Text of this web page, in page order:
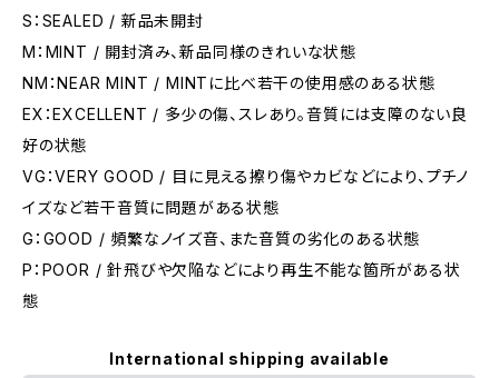
S：SEALED / 新品未開封
M：MINT / 開封済み、新品同様のきれいな状態
NM：NEAR MINT / MINTに比べ若干の使用感のある状態
EX：EXCELLENT / 多少の傷、スレあり。音質には支障のない良
好の状態
VG：VERY GOOD / 目に見える擦り傷やカビなどにより、プチノ
イズなど若干音質に問題がある状態
G：GOOD / 頻繁なノイズ音、また音質の劣化のある状態
P：POOR / 針飛びや欠陥などにより再生不能な箇所がある状
態
International shipping available